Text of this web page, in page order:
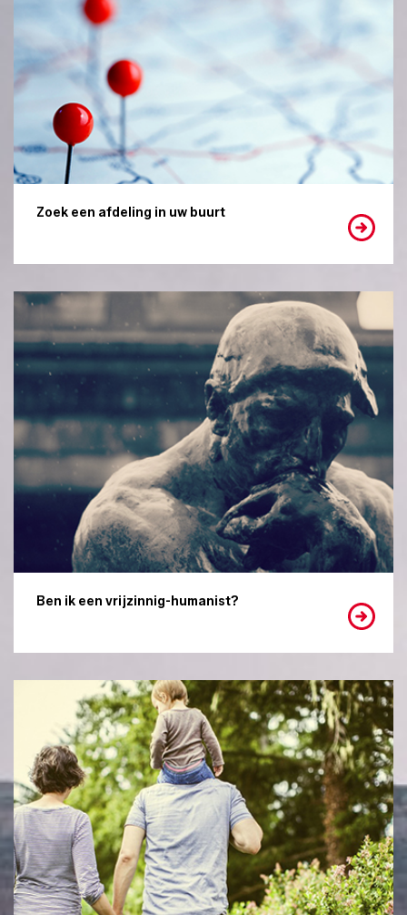
Zoek een afdeling in uw buurt
Ben ik een vrijzinnig-humanist?